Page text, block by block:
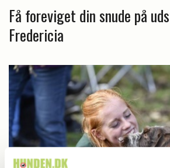
Få foreviget din snude på
Fredericia